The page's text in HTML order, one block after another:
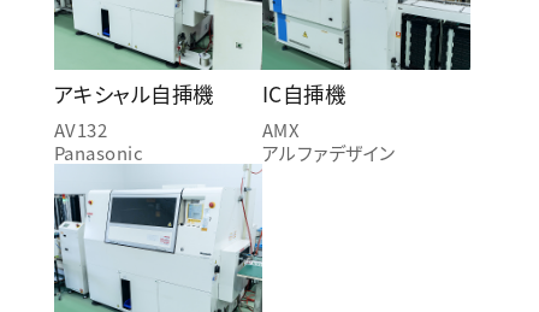
アキシャル自挿機
AV132
Panasonic
IC自挿機
AMX
アルファデザイン